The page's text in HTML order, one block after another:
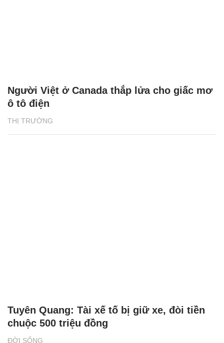
THỊ TRƯỜNG
Người Việt ở Canada thắp lửa cho giấc mơ
ô tô điện
ĐỜI SỐNG
Tuyên Quang: Tài xế tố bị giữ xe, đòi tiền
chuộc 500 triệu đồng